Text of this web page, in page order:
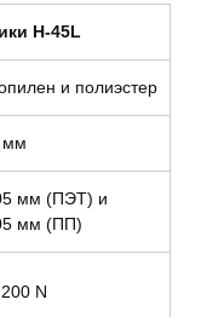
H-45L
и полиэстер
мм
мм (ПЭТ) и
мм (ПП)
N